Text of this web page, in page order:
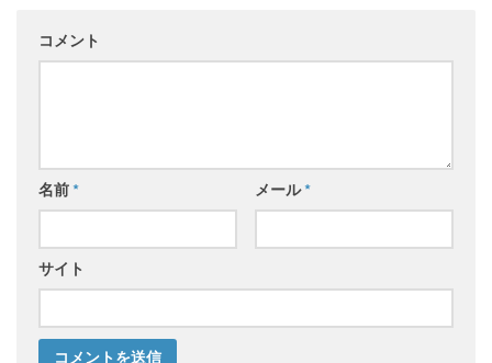
コメント
名前* メール*
サイト